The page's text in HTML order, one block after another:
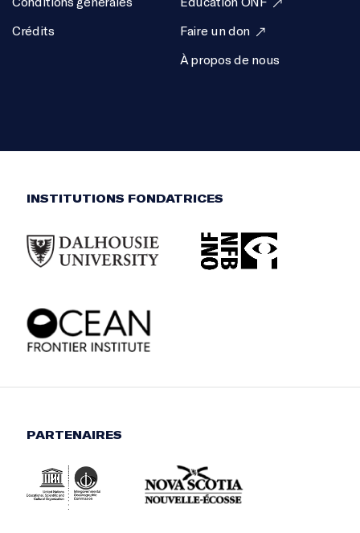
Crédits
Faire un don
À propos de nous
INSTITUTIONS FONDATRICES
PARTENAIRES